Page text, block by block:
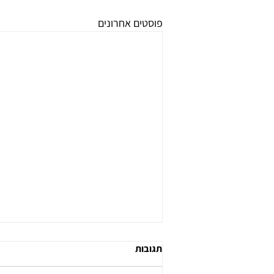
פוסטים אחרונים
תגובות